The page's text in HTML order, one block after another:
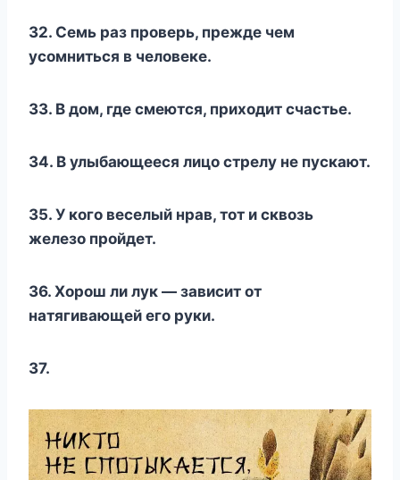
32. Семь раз проверь, прежде чем
усомниться в человеке.
33. В дом, где смеются, приходит счастье.
34. В улыбающееся лицо стрелу не пускают.
35. У кого веселый нрав, тот и сквозь
железо пройдет.
36. Хорош ли лук — зависит от
натягивающей его руки.
37.